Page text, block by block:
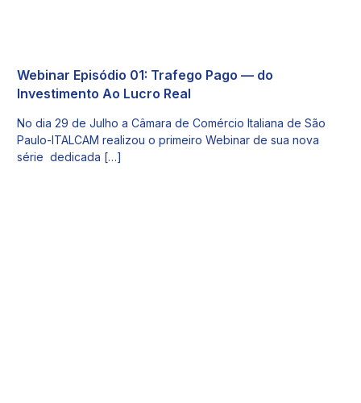
Webinar Episódio 01: Trafego Pago — do
Investimento Ao Lucro Real
No dia 29 de Julho a Câmara de Comércio Italiana de São
Paulo-ITALCAM realizou o primeiro Webinar de sua nova
série dedicada […]